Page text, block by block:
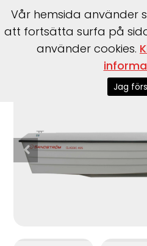
Sandström
Vår hemsida använder
att fortsätta surfa på
använder cookies.
Jag